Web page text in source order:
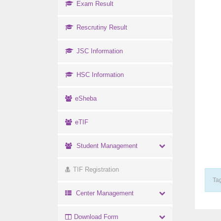
Exam Result
Rescrutiny Result
JSC Information
HSC Information
eSheba
eTIF
Student Management
TIF Registration
Center Management
Download Form